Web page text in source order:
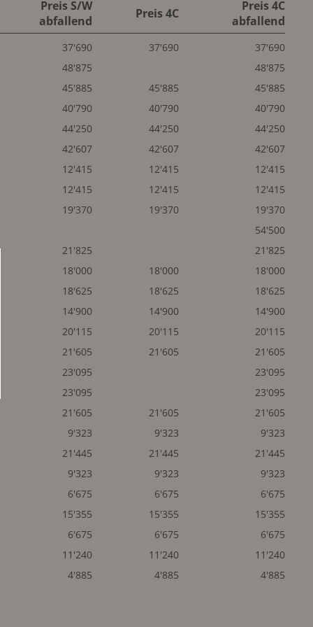
Preis S/W
abfallend
Preis 4C
Preis 4C
abfallend
37'690 37'690
37'690
48'875
48'875
45'885 45'885
45'885
40'790 40'790
40'790
44'250 44'250
44'250
42'607 42'607
42'607
12'415 12'415
12'415
12'415 12'415
12'415
19'370 19'370
19'370
54'500
21'825
21'825
18'000 18'000
18'000
18'625 18'625
18'625
14'900 14'900
14'900
20'115 20'115
20'115
21'605 21'605
21'605
23'095
23'095
23'095
23'095
21'605 21'605
21'605
9'323 9'323
9'323
21'445 21'445
21'445
9'323 9'323
9'323
6'675 6'675
6'675
15'355 15'355
15'355
6'675 6'675
6'675
11'240 11'240
11'240
4'885 4'885 4'885